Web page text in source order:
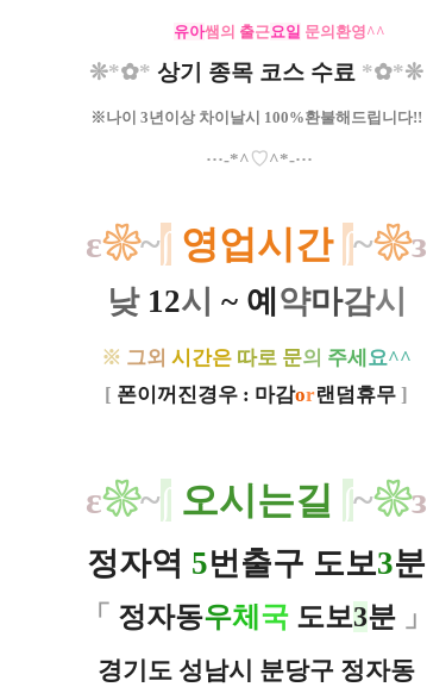
유아쌤의 출근요일 문의환영^^​
❊*✿* 상기 종목 코스 수료 *✿*❊
※나이 3년이상 차이날시 100%환불해드립니다!!
​···-*^♡^*-···
ε❀~∫ 영업시간 ∫~❀з
낮12시 ~ 예 약마감시
※ 그외 시간은 따로 문의 주세 요^^
[ 폰이꺼진경우 : 마감or랜덤휴무 ]
ε❀~∫ 오시는길 ∫~❀з
정자역 5번출구 도보3분
「 정자동우체 국도보3분 」
경기도 성남시 분당구 정자동